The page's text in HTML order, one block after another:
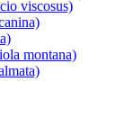
viscosus)
montana)